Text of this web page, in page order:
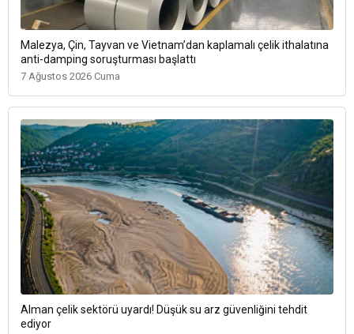
Malezya, Çin, Tayvan ve Vietnam’dan kaplamalı çelik ithalatına
anti-damping soruşturması başlattı
7 Ağustos 2026 Cuma
Alman çelik sektörü uyardı! Düşük su arz güvenliğini tehdit
ediyor